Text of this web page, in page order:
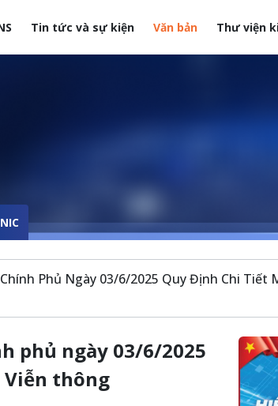
Tin tức và sự kiện Văn bản Thư viện
Phủ Ngày 03/6/2025 Quy Định Chi Tiết
phủ ngày 03/6/2025
thông